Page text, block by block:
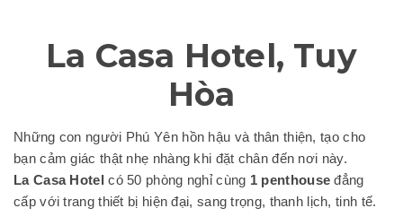
La Casa Hotel, Tuy
Hòa
Những con người Phú Yên hồn hậu và thân thiện, tạo cho
bạn cảm giác thật nhẹ nhàng khi đặt chân đến nơi này.
La Casa Hotel có 50 phòng nghỉ cùng 1 penthouse đẳng
cấp với trang thiết bị hiện đại, sang trọng, thanh lịch, tinh tế.